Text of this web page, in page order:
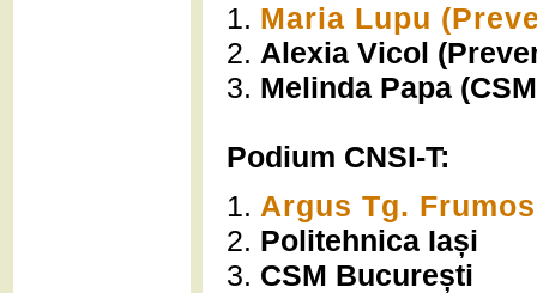
1. Maria Lupu
2. Alexia Vicol
3. Melinda Papa
Podium CNSI-T:
1. Argus Tg. Frumos
2. Politehnica Iași
3. CSM București